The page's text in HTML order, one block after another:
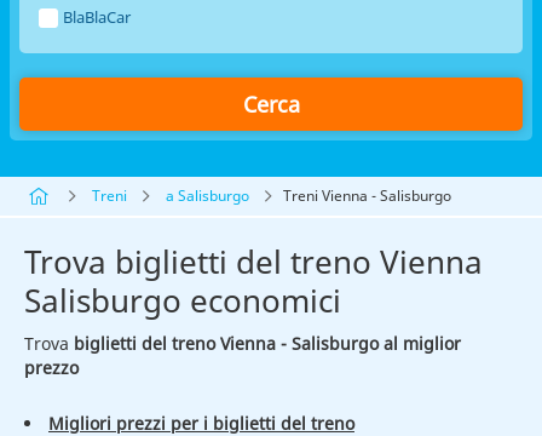
BlaBlaCar
Cerca
Treni a Salisburgo Treni Vienna - Salisburgo
Trova biglietti del treno Vienna
Salisburgo economici
Trova biglietti del treno Vienna - Salisburgo al miglior
prezzo
Migliori prezzi per i biglietti del treno